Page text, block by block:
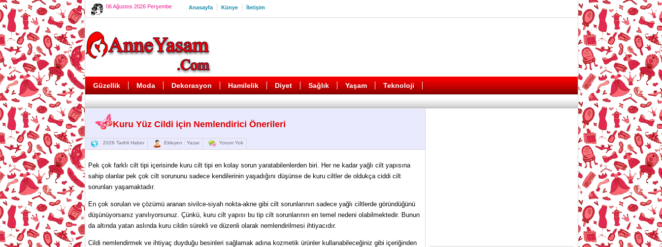
06 Ağustos 2026 Perşembe Anasayfa Künye İletişim
Güzellik Moda Dekorasyon Hamilelik Diyet Sağlık Yaşam Teknoloji
Kuru Yüz Cildi için Nemlendirici Önerileri
2026 Tarihli Haber Ekleyen : Yazar Yorum Yok
Pek çok farklı cilt tipi içerisinde kuru cilt tipi en kolay sorun yaratabilenlerden biri. Her ne kadar yağlı cilt yapısına
sahip olanlar pek çok cilt sorununu sadece kendilerinin yaşadığını düşünse de kuru ciltler de oldukça ciddi cilt
sorunları yaşamaktadır.
En çok sorulan ve çözümü aranan sivilce-siyah nokta-akne gibi cilt sorunlarının sadece yağlı ciltlerde göründüğünü
düşünüyorsanız yanılıyorsunuz. Çünkü, kuru cilt yapısı bu tip cilt sorunlarının en temel nedeni olabilmektedir. Bunun
da altında yatan aslında kuru cildin sürekli ve düzenli olarak nemlendirilmesi ihtiyacıdır.
Cildi nemlendirmek ve ihtiyaç duyduğu besinleri sağlamak adına kozmetik ürünler kullanabileceğiniz gibi içeriğinden